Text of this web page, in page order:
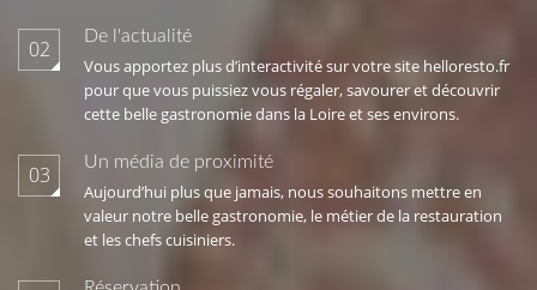
02 De l'actualité
Vous apportez plus d’interactivité sur votre site helloresto.fr
pour que vous puissiez vous régaler, savourer et découvrir
cette belle gastronomie dans la Loire et ses environs.
03 Un média de proximité
Aujourd’hui plus que jamais, nous souhaitons mettre en
valeur notre belle gastronomie, le métier de la restauration
et les chefs cuisiniers.